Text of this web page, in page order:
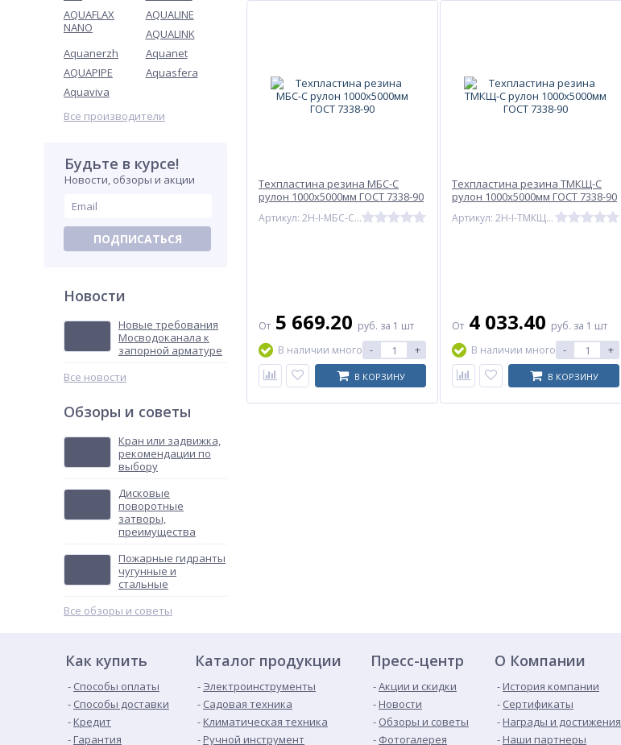
AQUAFLAX
NANO
AQUALINE
AQUALINK
Aquanerzh
Aquanet
AQUAPIPE
Aquasfera
Aquaviva
Все производители
Будьте в курсе!
Новости, обзоры и акции
ПОДПИСАТЬСЯ
Новости
Новые требования
Мосводоканала к
запорной арматуре
Все новости
Обзоры и советы
Кран или задвижка,
рекомендации по
выбору
Дисковые
поворотные
затворы,
преимущества
Пожарные гидранты
чугунные и
стальные
Все обзоры и советы
Техпластина резина МБС-С
рулон 1000х5000мм ГОСТ 7338-90
Артикул: 2Н-I-МБС-С-3
От 5 669.20 руб. за 1 шт
В наличии много - +
В КОРЗИНУ
Техпластина резина ТМКЩ-С
рулон 1000х5000мм ГОСТ 7338-90
Артикул: 2Н-I-ТМКЩ-С-5
От 4 033.40 руб. за 1 шт
В наличии много - +
В КОРЗИНУ
Как купить
Способы оплаты
Способы доставки
Кредит
Гарантия
Каталог продукции
Электроинструменты
Садовая техника
Климатическая техника
Ручной инструмент
Пресс-центр
Акции и скидки
Новости
Обзоры и советы
Фотогалерея
О Компании
История компании
Сертификаты
Награды и достижения
Наши партнеры